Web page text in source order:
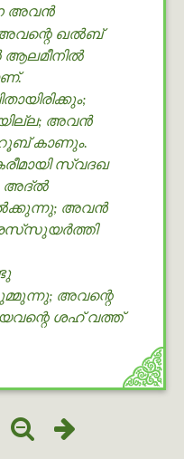
അവന്‍
ഖൽബ്
അവന്‍
കാണും.
സ്വദഖ
അദ്ൽ
അവന്‍
അവന്റെ
ശഹ് വത്ത്